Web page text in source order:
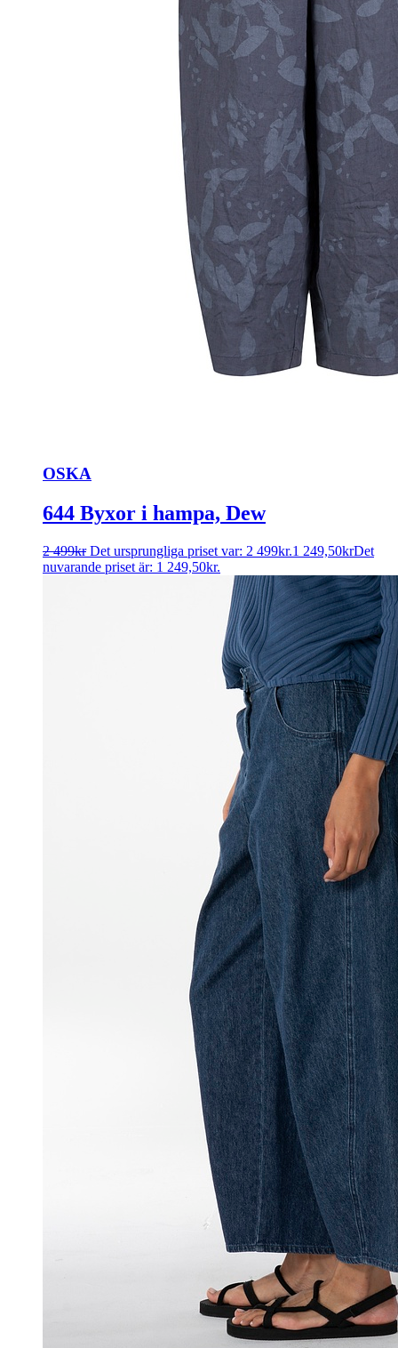
OSKA
644 Byxor i hampa, Dew
2 499kr Det ursprungliga priset var: 2 499kr.1 249,50krDet
nuvarande priset är: 1 249,50kr.